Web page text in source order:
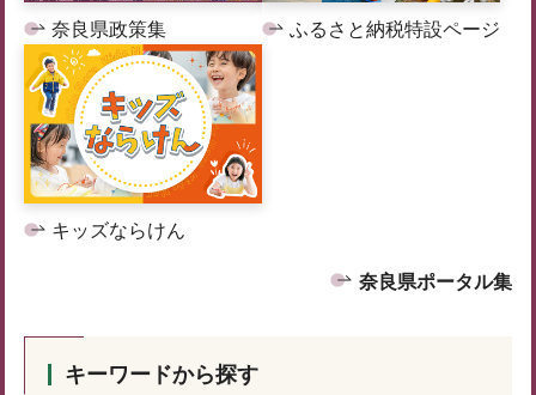
奈良県政策集 ふるさと納税特設ページ
キッズならけん
奈良県ポータル集
キーワードから探す